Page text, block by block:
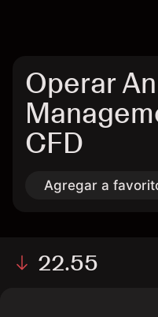
Operar
CFD
Agregar a
22.55